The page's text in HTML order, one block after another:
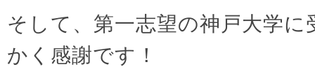
そして、第一志望の神戸大学
かく感謝です！